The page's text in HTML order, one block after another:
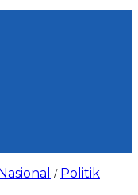
/ Politik